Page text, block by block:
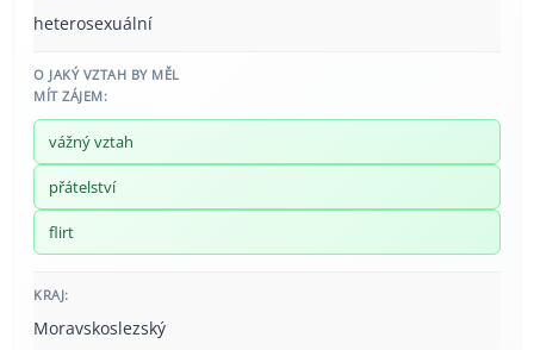
heterosexuální
O JAKÝ VZTAH BY MĚL
MÍT ZÁJEM:
vážný vztah
přátelství
flirt
KRAJ:
Moravskoslezský